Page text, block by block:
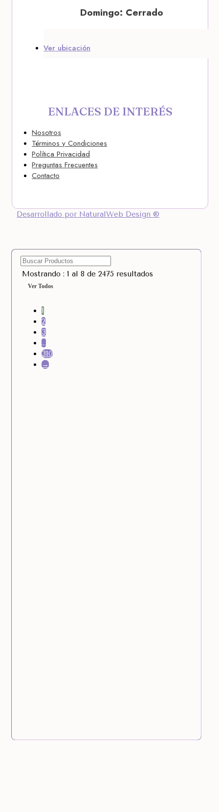
Domingo: Cerrado
Ver ubicación
ENLACES DE INTERÉS
Nosotros
Términos y Condiciones
Política Privacidad
Preguntas Frecuentes
Contacto
Desarrollado por NaturalWeb Design ®
Mostrando : 1 al 8 de 2475 resultados
Ver Todos
1
2
3
…
310
→